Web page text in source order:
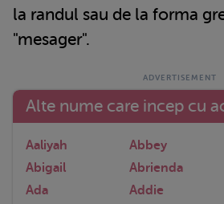
la randul sau de la forma
"mesager".
Alte nume care incep cu
Aaliyah Abbey
Abigail
Abrienda
Ada
Addie